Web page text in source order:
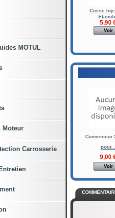
MOTUL
Moteur
Carrosserie
Cosse
5,90
Voir
Connecteur
pour...
9,00
Voir